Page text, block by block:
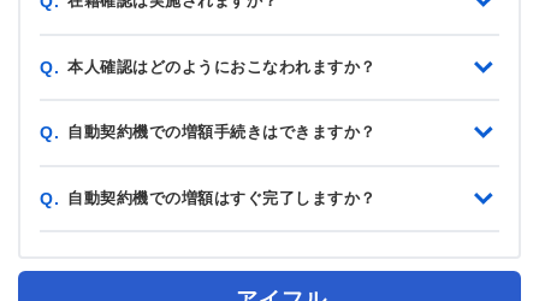
Q. 本人確認はどのようにおこなわれますか？
Q. 自動契約機での増額手続きはできますか？
Q. 自動契約機での増額はすぐ完了しますか？